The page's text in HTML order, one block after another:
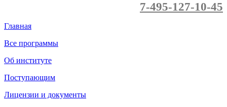
7-495-127-10-45
Главная
Все программы
Об институте
Поступающим
Лицензии и документы